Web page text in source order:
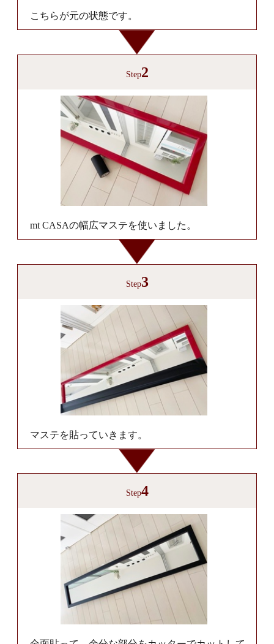
こちらが元の状態です。
Step2
mt CASAの幅広マステを使いました。
Step3
マステを貼っていきます。
Step4